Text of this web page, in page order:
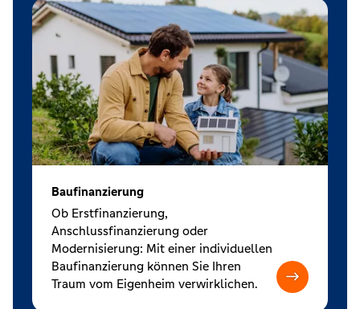
Baufinanzierung
Ob Erstfinanzierung,
Anschlussfinanzierung oder
Modernisierung: Mit einer individuellen
Baufinanzierung können Sie Ihren
Traum vom Eigenheim verwirklichen.